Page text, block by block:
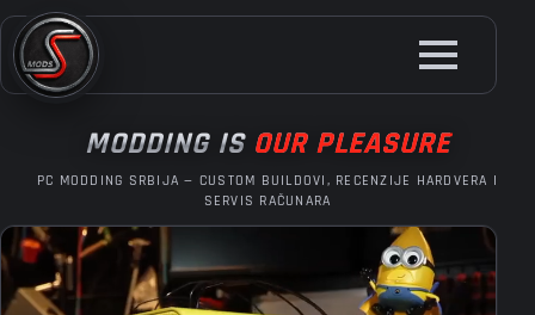
Skip
to
main
MODDING IS OUR PLEASURE
PC MODDING SRBIJA — CUSTOM BUILDOVI, RECENZIJE HARDVERA I
SERVIS RAČUNARA